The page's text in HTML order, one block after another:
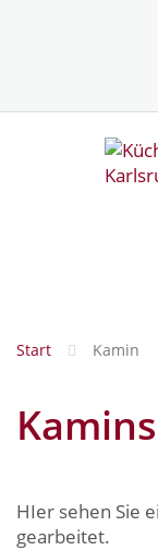
Start Kamin
HIer sehen Sie
gearbeitet.